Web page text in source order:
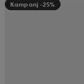
Kampanj -25%